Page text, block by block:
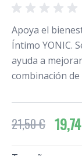
Apoya el
Íntimo YONIC.
ayuda a
combinación de
21,50 €